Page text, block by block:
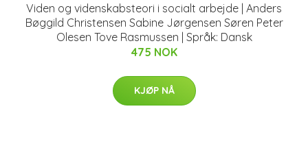
Viden og videnskabsteori i socialt arbejde | Anders
Bøggild Christensen Sabine Jørgensen Søren Peter
Olesen Tove Rasmussen | Språk: Dansk
475 NOK
KJØP NÅ